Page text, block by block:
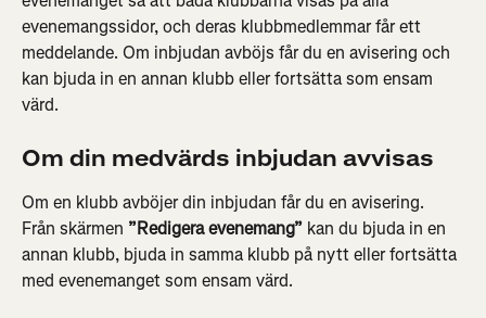
evenemangssidor, och deras klubbmedlemmar får ett
meddelande. Om inbjudan avböjs får du en avisering och
kan bjuda in en annan klubb eller fortsätta som ensam
värd.
Om din medvärds inbjudan avvisas
Om en klubb avböjer din inbjudan får du en avisering.
Från skärmen ”Redigera evenemang” kan du bjuda in en
annan klubb, bjuda in samma klubb på nytt eller fortsätta
med evenemanget som ensam värd.